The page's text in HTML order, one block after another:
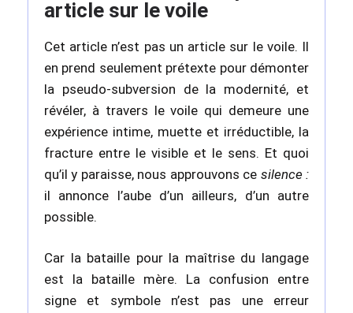
article sur le voile
Cet article n’est pas un article sur le voile. Il
en prend seulement prétexte pour démonter
la pseudo-subversion de la modernité, et
révéler, à travers le voile qui demeure une
expérience intime, muette et irréductible, la
fracture entre le visible et le sens. Et quoi
qu’il y paraisse, nous approuvons ce silence :
il annonce l’aube d’un ailleurs, d’un autre
possible.
Car la bataille pour la maîtrise du langage
est la bataille mère. La confusion entre
signe et symbole n’est pas une erreur